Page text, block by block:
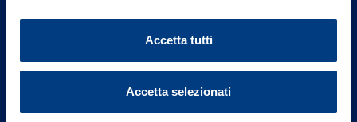
Accetta tutti
Accetta selezionati